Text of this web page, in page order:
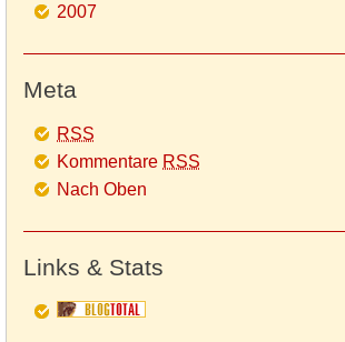
2007
Meta
RSS
Kommentare RSS
Nach Oben
Links & Stats